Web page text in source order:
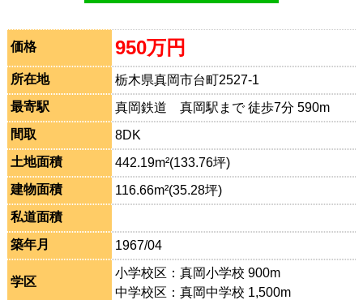
価格 950万円
所在地
栃木県真岡市台町2527-1
最寄駅
真岡鉄道 真岡駅まで 徒歩7分 590m
間取
8DK
土地面積
442.19m²(133.76坪)
建物面積
116.66m²(35.28坪)
私道面積
築年月
1967/04
学区
小学校区：真岡小学校 900m
中学校区：真岡中学校 1,500m